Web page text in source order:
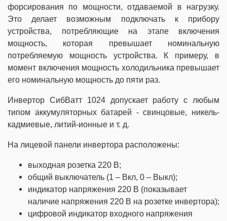
форсирования по мощности, отдаваемой в нагрузку.
Это делает возможным подключать к прибору
устройства, потребляющие на этапе включения
мощность, которая превышает номинальную
потребляемую мощность устройства. К примеру, в
момент включения мощность холодильника превышает
его номинальную мощность до пяти раз.
Инвертор СибВатт 1024 допускает работу с любым
типом аккумуляторных батарей - свинцовые, никель-
кадмиевые, литий-ионные и т. д.
На лицевой панели инвертора расположены:
выходная розетка 220 В;
общий выключатель (1 – Вкл, 0 – Выкл);
индикатор напряжения 220 В (показывает
наличие напряжения 220 В на розетке инвертора);
цифровой индикатор входного напряжения